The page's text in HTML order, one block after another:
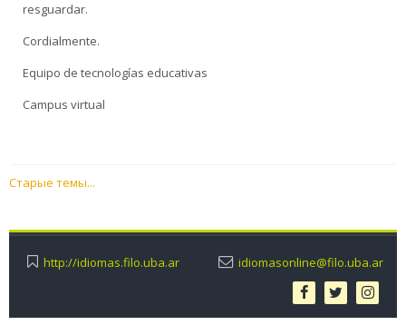
resguardar.
Cordialmente.
Equipo de tecnologías educativas
Campus virtual
Старые темы...
http://idiomas.filo.uba.ar idiomasonline@filo.uba.ar